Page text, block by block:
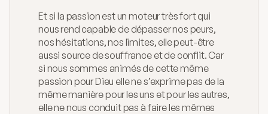
Et si la passion est un moteur très fort qui
nous rend capable de dépasser nos peurs,
nos hésitations, nos limites, elle peut-être
aussi source de souffrance et de conflit. Car
si nous sommes animés de cette même
passion pour Dieu elle ne s’exprime pas de la
même manière pour les uns et pour les autres,
elle ne nous conduit pas à faire les mêmes